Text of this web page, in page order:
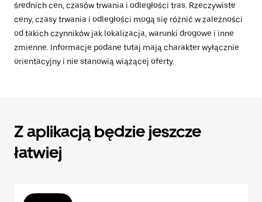
średnich cen, czasów trwania i odległości tras. Rzeczywiste
ceny, czasy trwania i odległości mogą się różnić w zależności
od takich czynników jak lokalizacja, warunki drogowe i inne
zmienne. Informacje podane tutaj mają charakter wyłącznie
orientacyjny i nie stanowią wiążącej oferty.
Z aplikacją będzie jeszcze
łatwiej